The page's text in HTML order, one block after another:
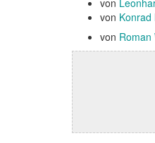
von
von Konrad
von Roman